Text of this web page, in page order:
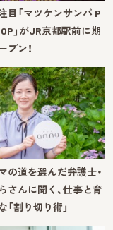
目「マツケンサンバ P
」がJR京都駅前に期
プン！
の道を選んだ弁護士・
さんに聞く、仕事と育
「割り切り術」